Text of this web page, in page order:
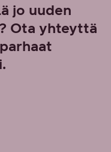
jo uuden
Ota yhteyttä